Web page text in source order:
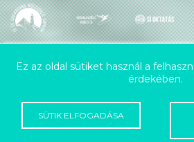
Ez az oldal sütiket használ a
érdekében.
SÜTIK ELFOGADÁSA